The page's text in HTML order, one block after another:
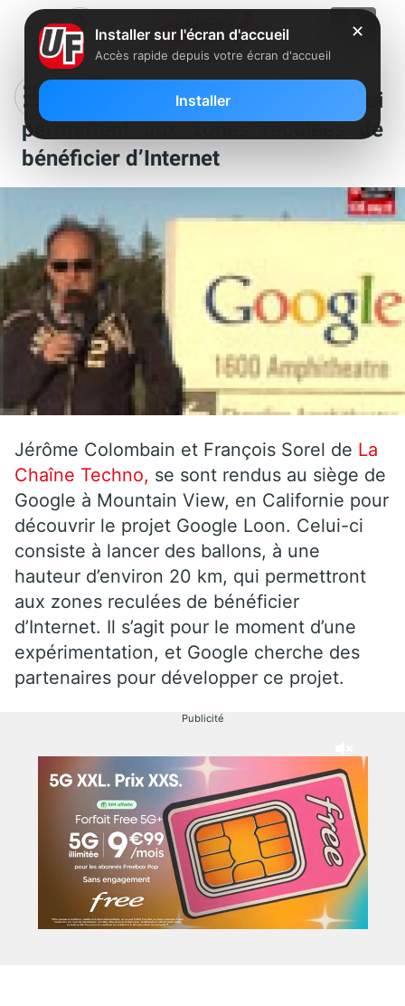
Google Loon : des ballons qui
permettent aux zones reculées de
bénéficier d’Internet
Jérôme Colombain et François Sorel de La
Chaîne Techno, se sont rendus au siège de
Google à Mountain View, en Californie pour
découvrir le projet Google Loon. Celui-ci
consiste à lancer des ballons, à une
hauteur d’environ 20 km, qui permettront
aux zones reculées de bénéficier
d’Internet. Il s’agit pour le moment d’une
expérimentation, et Google cherche des
partenaires pour développer ce projet.
Publicité
✕
Installer sur l'écran d'accueil
Accès rapide depuis votre écran d'accueil
Installer